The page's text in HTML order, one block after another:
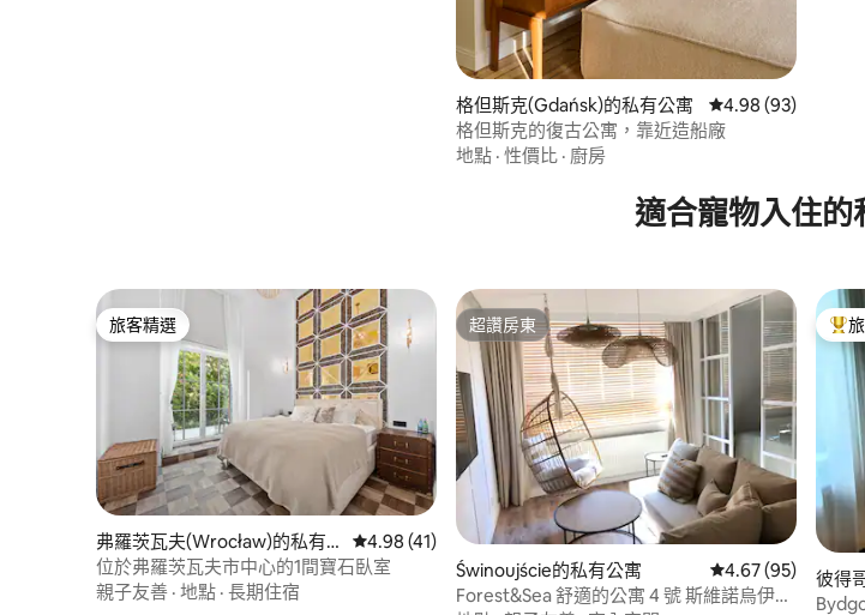
格但斯克(Gdańsk)的私有公寓 從 93 則評價中獲
4.98 (93)
格但斯克的復古公寓，靠近造船廠
地點 · 性價比 · 廚房
適合寵物入住的
旅客精選
旅客精選
弗羅茨瓦夫(Wrocław)的私有
公寓
從 41 則評價中獲得 4.98 的平均評分（滿分 5 分）
4.98 (41)
位於弗羅茨瓦夫市中心的1間寶石臥室
親子友善 · 地點 · 長期住宿
超讚房東
超讚房東
Świnoujście的私有公寓 從 95 則評價中獲
4.67 (95)
Forest&Sea 舒適的公寓 4 號 斯維諾烏伊斯
旅
彼得
公寓